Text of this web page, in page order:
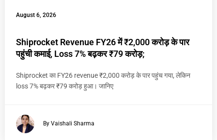
August 6, 2026
Shiprocket Revenue FY26 में ₹2,000 करोड़ के पार
पहुंची कमाई, Loss 7% बढ़कर ₹79 करोड़;
Shiprocket का FY26 revenue ₹2,000 करोड़ के पार पहुंच गया, लेकिन
loss 7% बढ़कर ₹79 करोड़ हुआ। जानिए
By Vaishali Sharma